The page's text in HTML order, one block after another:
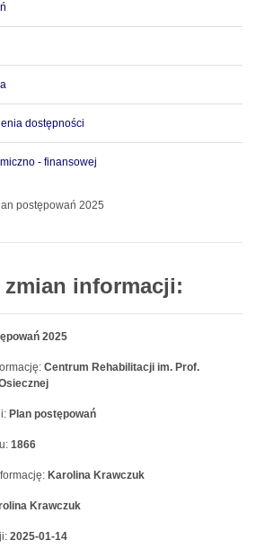
dostępności
- finansowej
postępowań 2025
zmian informacji:
2025
Centrum Rehabilitacji im. Prof.
Plan postępowań
1866
Karolina Krawczuk
Krawczuk
2025-01-14